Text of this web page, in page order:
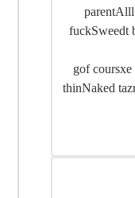
fuckSweedt
gof coursxe
thinNaked